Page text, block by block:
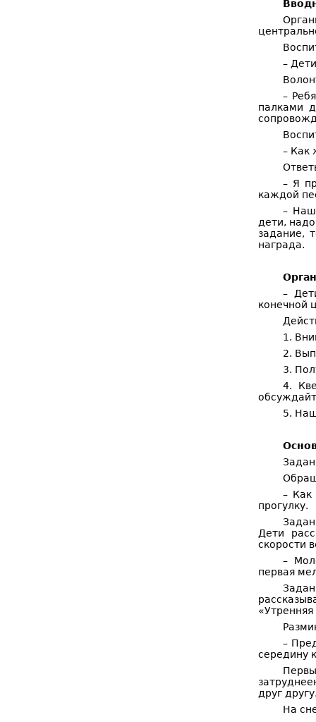
–
–
палками
– Как
– Я
каждой
–
дети,
задание,
награда.
–
конечной
1.
2.
3.
4.
5.
– Как
прогулку.
Дети
скорости
–
первая
–
середину
друг
На